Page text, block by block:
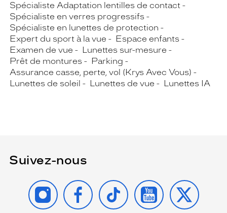
Spécialiste Adaptation lentilles de contact
Spécialiste en verres progressifs
Spécialiste en lunettes de protection
Expert du sport à la vue
Espace enfants
Examen de vue
Lunettes sur-mesure
Prêt de montures
Parking
Assurance casse, perte, vol (Krys Avec Vous)
Lunettes de soleil
Lunettes de vue Lunettes IA
Suivez-nous
INSTAGRAMFACEBOOK
TIKTOK YOUTUBE
X